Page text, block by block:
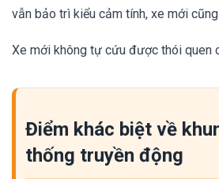
vẫn bảo trì kiểu cảm tính, xe mới
Xe mới không tự cứu được thói quen
Điểm khác biệt về
thống truyền động